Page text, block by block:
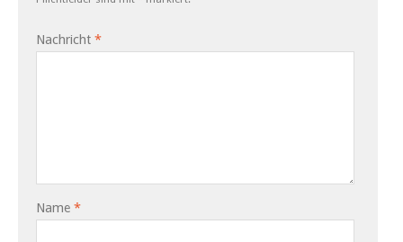
Nachricht *
Name *